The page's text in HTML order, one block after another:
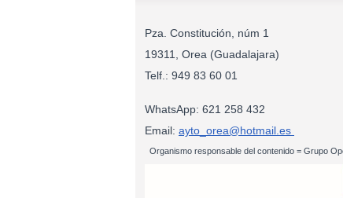
Pza. Constitución, núm 1
19311, Orea (Guadalajara)
Telf.: 949 83
WhatsApp: 621 258 432
Email: ayto_orea@hotmail.es
Organismo responsable del contenido = Grupo